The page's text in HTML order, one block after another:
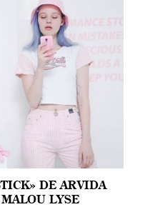
DE ARVIDA
LYSE